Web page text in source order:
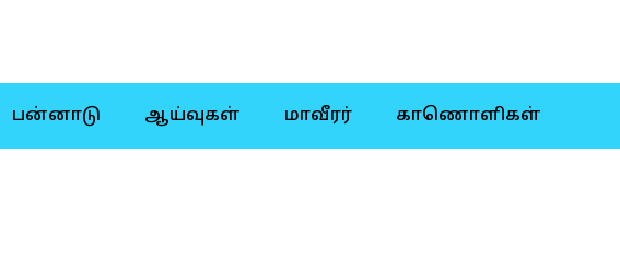
பன்னாடு ஆய்வுகள் மாவீரர் காணொளிகள்